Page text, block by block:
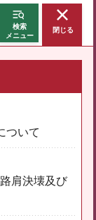
検索
メニュー
閉じる
ついて
肩決壊及び